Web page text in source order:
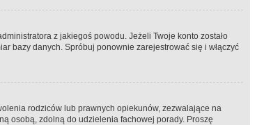
z jakiegoś powodu. Jeżeli Twoje konto zostało
bazy danych. Spróbuj ponownie zarejestrować się i włączyć
rodziców lub prawnych opiekunów, zezwalające na
osobą, zdolną do udzielenia fachowej porady. Proszę